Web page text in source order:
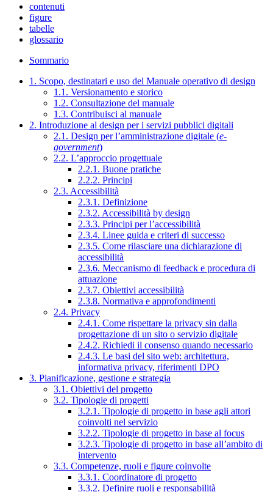
contenuti
figure
tabelle
glossario
Sommario
1. Scopo, destinatari e uso del Manuale operativo di design
1.1. Versionamento e storico
1.2. Consultazione del manuale
1.3. Contribuisci al manuale
2. Introduzione al design per i servizi pubblici digitali
2.1. Design per l’amministrazione digitale (e-
government)
2.2. L’approccio progettuale
2.2.1. Buone pratiche
2.2.2. Principi
2.3. Accessibilità
2.3.1. Definizione
2.3.2. Accessibilità by design
2.3.3. Principi per l’accessibilità
2.3.4. Linee guida e criteri di successo
2.3.5. Come rilasciare una dichiarazione di
accessibilità
2.3.6. Meccanismo di feedback e procedura di
attuazione
2.3.7. Obiettivi accessibilità
2.3.8. Normativa e approfondimenti
2.4. Privacy
2.4.1. Come rispettare la privacy sin dalla
progettazione di un sito o servizio digitale
2.4.2. Richiedi il consenso quando necessario
2.4.3. Le basi del sito web: architettura,
informativa privacy, riferimenti DPO
3. Pianificazione, gestione e strategia
3.1. Obiettivi del progetto
3.2. Tipologie di progetti
3.2.1. Tipologie di progetto in base agli attori
coinvolti nel servizio
3.2.2. Tipologie di progetto in base al focus
3.2.3. Tipologie di progetto in base all’ambito di
intervento
3.3. Competenze, ruoli e figure coinvolte
3.3.1. Coordinatore di progetto
3.3.2. Definire ruoli e responsabilità